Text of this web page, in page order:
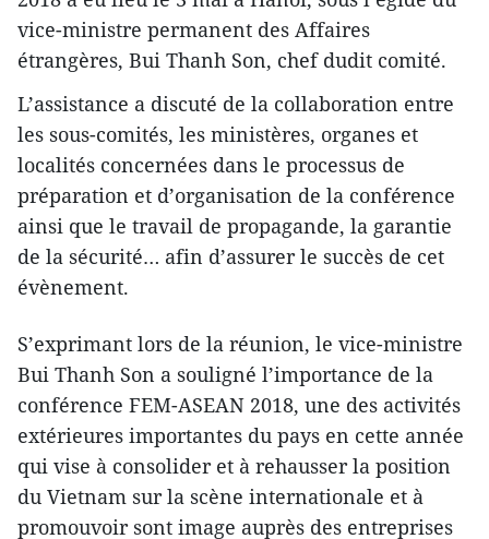
vice-ministre permanent des Affaires
étrangères, Bui Thanh Son, chef dudit comité.
L’assistance a discuté de la collaboration entre
les sous-comités, les ministères, organes et
localités concernées dans le processus de
préparation et d’organisation de la conférence
ainsi que le travail de propagande, la garantie
de la sécurité… afin d’assurer le succès de cet
évènement.
S’exprimant lors de la réunion, le vice-ministre
Bui Thanh Son a souligné l’importance de la
conférence FEM-ASEAN 2018, une des activités
extérieures importantes du pays en cette année
qui vise à consolider et à rehausser la position
du Vietnam sur la scène internationale et à
promouvoir sont image auprès des entreprises